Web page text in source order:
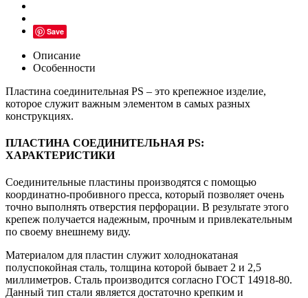
Save
Описание
Особенности
Пластина соединительная PS – это крепежное изделие,
которое служит важным элементом в самых разных
конструкциях.
ПЛАСТИНА СОЕДИНИТЕЛЬНАЯ PS:
ХАРАКТЕРИСТИКИ
Соединительные пластины производятся с помощью
координатно-пробивного пресса, который позволяет очень
точно выполнять отверстия перфорации. В результате этого
крепеж получается надежным, прочным и привлекательным
по своему внешнему виду.
Материалом для пластин служит холоднокатаная
полуспокойная сталь, толщина которой бывает 2 и 2,5
миллиметров. Сталь производится согласно ГОСТ 14918-80.
Данный тип стали является достаточно крепким и